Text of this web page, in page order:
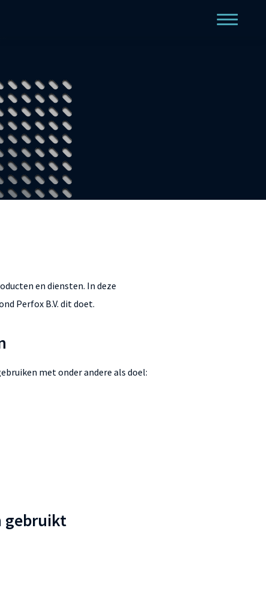
en diensten. In deze
Perfox B.V. dit doet.
met onder andere als doel:
gebruikt